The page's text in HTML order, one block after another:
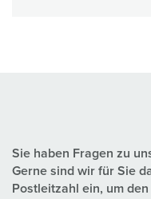
Sie haben Fragen zu
Gerne sind wir für Sie
Postleitzahl ein, um